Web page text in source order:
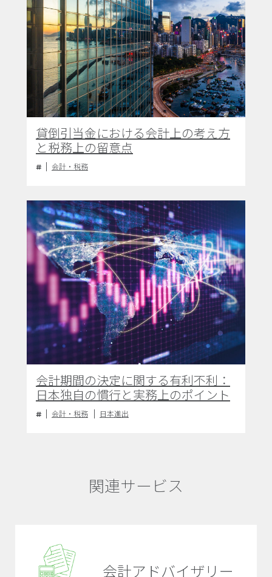
貸倒引当金における会計上の考え方
と税務上の留意点
会計・税務
会計期間の決定に関する有利不利：
日本独自の慣行と実務上のポイント
会計・税務 日本進出
関連サービス
会計アドバイザリー